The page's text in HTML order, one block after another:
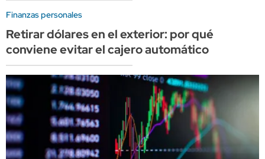
Finanzas personales
Retirar dólares en el exterior: por qué
conviene evitar el cajero automático